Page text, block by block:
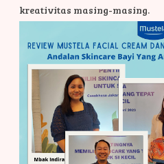
kreativitas masing-masing.